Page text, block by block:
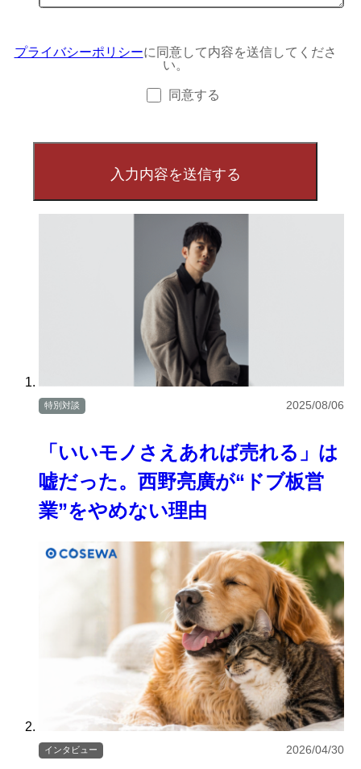
プライバシーポリシーに同意して内容を送信してくださ
い。
同意する
「いいモノさえあれば売れる」は
嘘だった。西野亮廣が“ドブ板営
業”をやめない理由
特別対談 2025/08/06
インタビュー 2026/04/30